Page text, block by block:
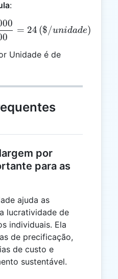
:
MPU =
= 24 ($/unidade)
Unidade é de
por
para as
ajuda as
lucratividade de
individuais. Ela
de precificação,
de custo e
sustentável.